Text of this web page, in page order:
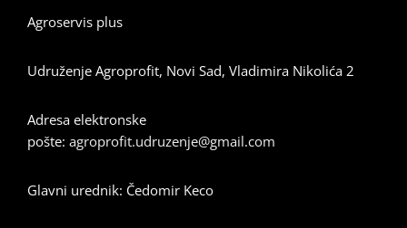
Agroservis plus
Udruženje Agroprofit, Novi Sad, Vladimira Nikolića 2
Adresa elektronske
pošte: agroprofit.udruzenje@gmail.com
Glavni urednik: Čedomir Keco